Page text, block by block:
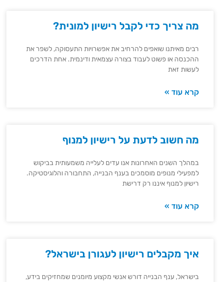
מה צריך כדי לקבל רישיון למונית?
רבים מאיתנו שואפים להרחיב את אפשרויות התעסוקה, לשפר את
ההכנסה או פשוט לעבוד בצורה עצמאית ודינמית. אחת הדרכים
לעשות זאת
קרא עוד »
מה חשוב לדעת על רישיון למנוף
במהלך השנים האחרונות אנו עדים לעלייה משמעותית בביקוש
למפעילי מנופים מוסמכים בענף הבנייה, התחבורה והלוגיסטיקה.
רישיון למנוף איננו רק דרישת
קרא עוד »
איך מקבלים רישיון לעגורן בישראל?
בישראל, ענף הבנייה דורש אנשי מקצוע מיומנים שמחזיקים בידע,